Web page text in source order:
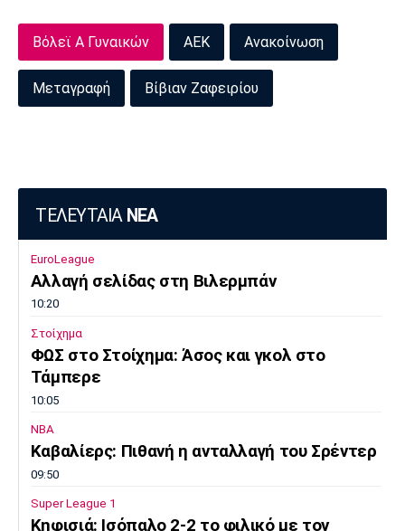
Βόλεϊ Α Γυναικών ΑΕΚ Ανακοίνωση
Μεταγραφή Βίβιαν Ζαφειρίου
ΤΕΛΕΥΤΑΙΑ ΝΕΑ
EuroLeague
Αλλαγή σελίδας στη Βιλερμπάν
10:20
Στοίχημα
ΦΩΣ στο Στοίχημα: Άσος και γκολ στο
Τάμπερε
10:05
NBA
Καβαλίερς: Πιθανή η ανταλλαγή του Σρέντερ
09:50
Super League 1
Κηφισιά: Ισόπαλο 2-2 το φιλικό με τον